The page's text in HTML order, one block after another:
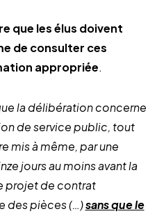
que les élus doivent
de consulter ces
appropriée.
la délibération concerne
de service public, tout
mis à même, par une
jours au moins avant la
projet de contrat
des pièces (…)sans que le